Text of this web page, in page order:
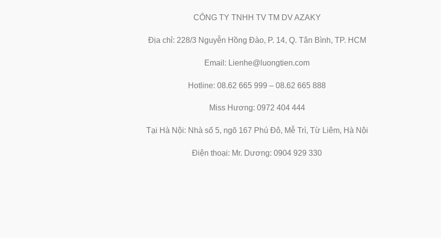
CÔNG TY TNHH TV TM DV AZAKY
Địa chỉ: 228/3 Nguyễn Hồng Đào, P. 14, Q. Tân Bình, TP. HCM
Email: Lienhe@luongtien.com
Hotline: 08.62 665 999 – 08.62 665 888
Miss Hương: 0972 404 444
Tại Hà Nội: Nhà số 5, ngõ 167 Phú Đô, Mễ Trì, Từ Liêm, Hà Nội
Điện thoại: Mr. Dương: 0904 929 330